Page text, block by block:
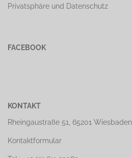
Privatsphäre und Datenschutz
FACEBOOK
KONTAKT
Rheingaustraße 51, 65201 Wiesbaden
Kontaktformular